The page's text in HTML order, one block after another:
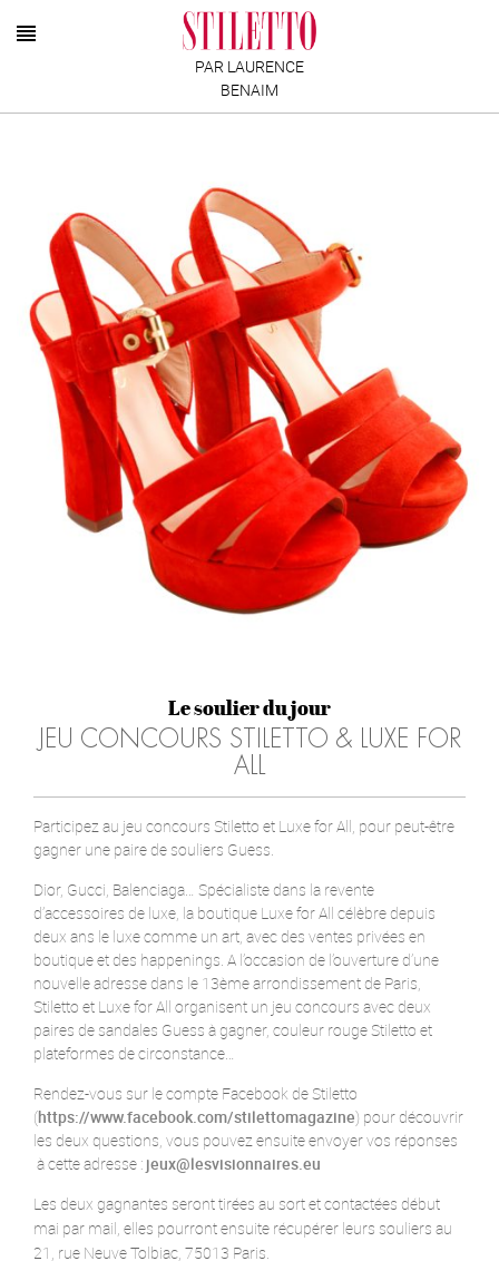
PAR LAURENCE
BENAIM
Le soulier du jour
JEU CONCOURS STILETTO & LUXE FOR
ALL
Participez au jeu concours Stiletto et Luxe for All, pour peut-être
gagner une paire de souliers Guess.
Dior, Gucci, Balenciaga… Spécialiste dans la revente
d’accessoires de luxe, la boutique Luxe for All célèbre depuis
deux ans le luxe comme un art, avec des ventes privées en
boutique et des happenings. A l’occasion de l’ouverture d’une
nouvelle adresse dans le 13ème arrondissement de Paris,
Stiletto et Luxe for All organisent un jeu concours avec deux
paires de sandales Guess à gagner, couleur rouge Stiletto et
plateformes de circonstance…
Rendez-vous sur le compte Facebook de Stiletto
(https://www.facebook.com/stilettomagazine) pour découvrir
les deux questions, vous pouvez ensuite envoyer vos réponses
à cette adresse : jeux@lesvisionnaires.eu
Les deux gagnantes seront tirées au sort et contactées début
mai par mail, elles pourront ensuite récupérer leurs souliers au
21, rue Neuve Tolbiac, 75013 Paris.